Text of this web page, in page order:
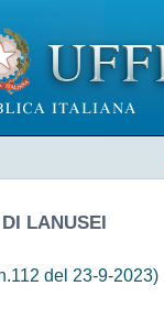
LANUSEI
del 23-9-2023)